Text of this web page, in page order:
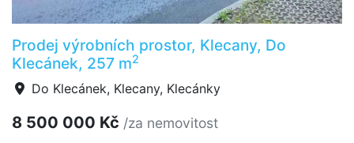
Prodej výrobních prostor, Klecany, Do
Klecánek, 257 m2
Do Klecánek, Klecany, Klecánky
8 500 000 Kč /za nemovitost